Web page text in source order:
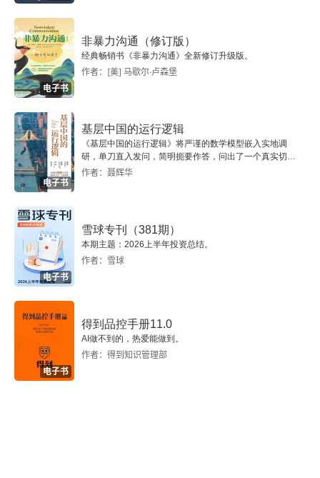
电子书
非暴力沟通（修订版）
经典畅销书《非暴力沟通》全新修订升级版。
作者：[美] 马歇尔·卢森堡
电子书
基层中国的运行逻辑
《基层中国的运行逻辑》将严谨的数学模型嵌入实地调
研，单刀直入发问，简明扼要作答，问出了一个真实切近
的基层中国。
作者：聂辉华
电子书
雪球专刊（381期）
本期主题：2026上半年投资总结。
作者：雪球
电子书
得到品控手册11.0
AI做不到的，热爱能做到。
作者：得到知识管理部